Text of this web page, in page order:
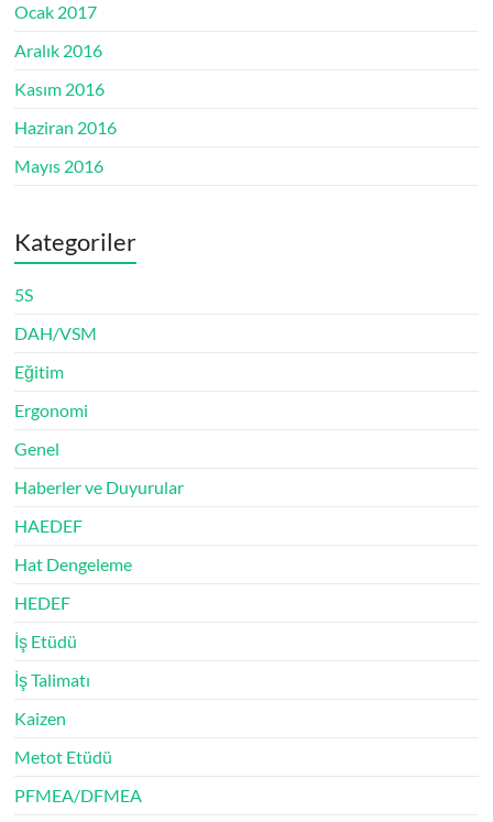
Ocak 2017
Aralık 2016
Kasım 2016
Haziran 2016
Mayıs 2016
Kategoriler
5S
DAH/VSM
Eğitim
Ergonomi
Genel
Haberler ve Duyurular
HAEDEF
Hat Dengeleme
HEDEF
İş Etüdü
İş Talimatı
Kaizen
Metot Etüdü
PFMEA/DFMEA